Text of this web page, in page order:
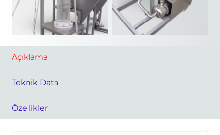
Açıklama
Teknik Data
Özellikler